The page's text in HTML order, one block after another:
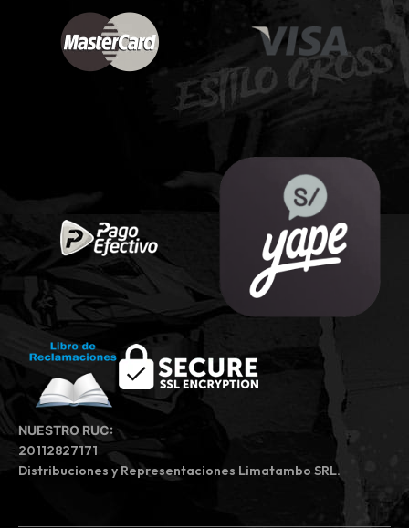
NUESTRO RUC:
20112827171
Distribuciones y Representaciones Limatambo SRL.